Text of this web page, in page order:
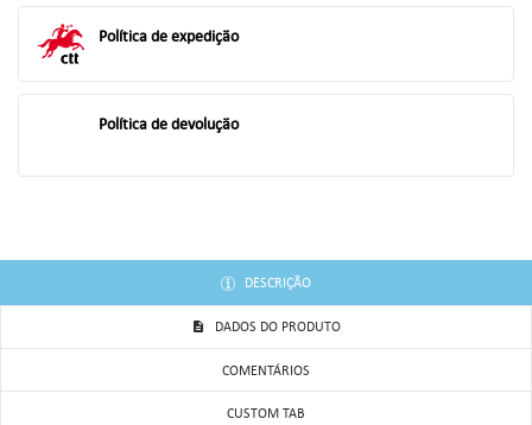
Política de expedição
Política de devolução
DESCRIÇÃO
DADOS DO PRODUTO
COMENTÁRIOS
CUSTOM TAB
add_circle_outlineCriar uma lista
((LABEL))
desejos.
((CANCELTEXT))